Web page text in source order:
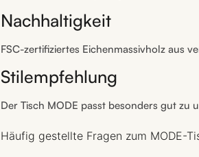
Nachhaltigkeit
FSC-zertifiziertes Eichenmassivholz aus
Stilempfehlung
Der Tisch MODE passt besonders gut zu
Häufig gestellte Fragen zum MODE-